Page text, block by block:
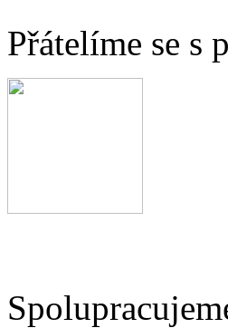
Přátelíme se s